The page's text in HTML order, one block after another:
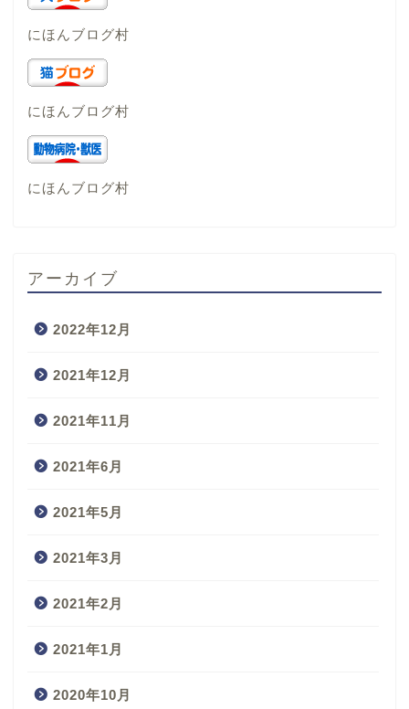
にほんブログ村
にほんブログ村
にほんブログ村
アーカイブ
2022年12月
2021年12月
2021年11月
2021年6月
2021年5月
2021年3月
2021年2月
2021年1月
2020年10月